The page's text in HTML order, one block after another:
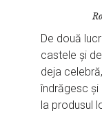
De două
castele și
deja
îndrăgesc și
la produsul